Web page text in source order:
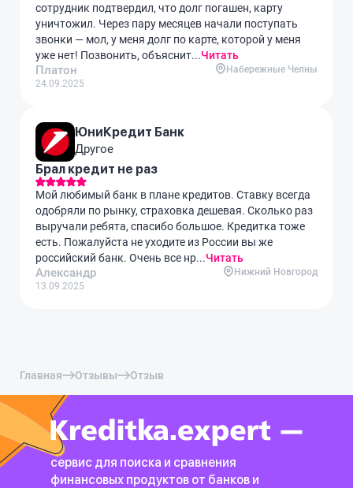
сотрудник подтвердил, что долг погашен, карту
уничтожил. Через пару месяцев начали поступать
звонки — мол, у меня долг по карте, которой у меня
уже нет! Позвонить, объяснит...Читать
Платон
24.09.2025
Набережные Челны
ЮниКредит Банк
Другое
Брал кредит не раз
Мой любимый банк в плане кредитов. Ставку всегда
одобряли по рынку, страховка дешевая. Сколько раз
выручали ребята, спасибо большое. Кредитка тоже
есть. Пожалуйста не уходите из России вы же
российский банк. Очень все нр...Читать
Александр
13.09.2025
Нижний Новгород
Главная Отзывы Отзыв
сервис для поиска и сравнения
финансовых продуктов от банков и